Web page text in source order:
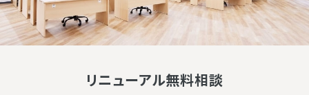
リニューアル無料相談